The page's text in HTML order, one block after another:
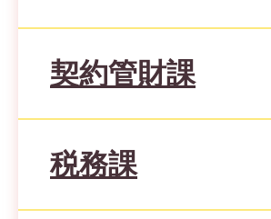
契約管財課
税務課